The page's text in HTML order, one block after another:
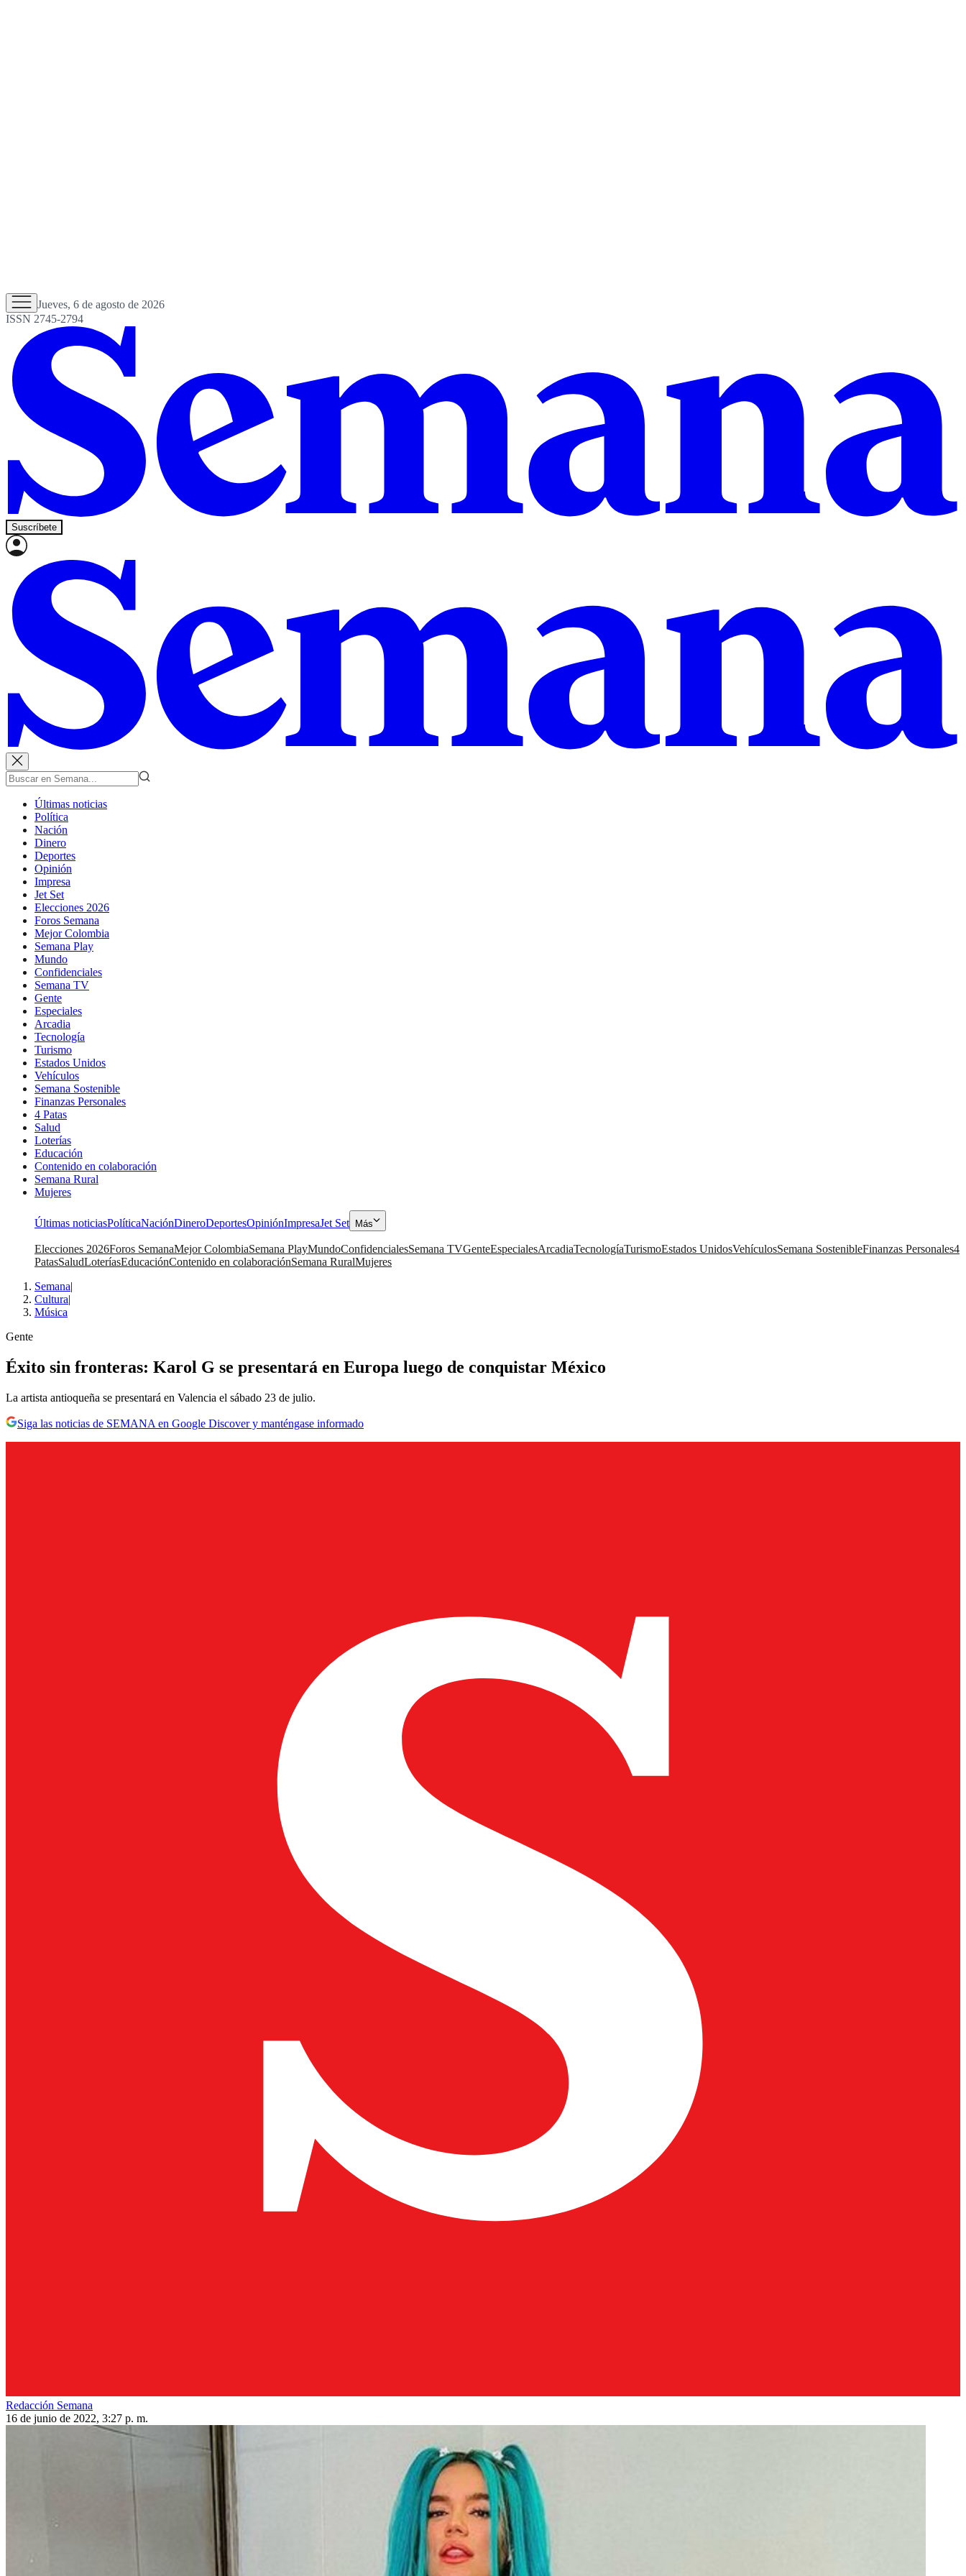
Jueves, 6 de agosto de 2026
ISSN 2745-2794
Suscríbete
Últimas noticias
Política
Nación
Dinero
Deportes
Opinión
Impresa
Jet Set
Elecciones 2026
Foros Semana
Mejor Colombia
Semana Play
Mundo
Confidenciales
Semana TV
Gente
Especiales
Arcadia
Tecnología
Turismo
Estados Unidos
Vehículos
Semana Sostenible
Finanzas Personales
4 Patas
Salud
Loterías
Educación
Contenido en colaboración
Semana Rural
Mujeres
Últimas noticiasPolíticaNaciónDineroDeportesOpiniónImpresaJet Set Más
Elecciones 2026Foros SemanaMejor ColombiaSemana PlayMundoConfidencialesSemana TVGenteEspecialesArcadiaTecnologíaTurismoEstados UnidosVehículosSemana SostenibleFinanzas Personales4
PatasSaludLoteríasEducaciónContenido en colaboraciónSemana RuralMujeres
Semana|
Cultura|
Música
Gente
Éxito sin fronteras: Karol G se presentará en Europa luego de conquistar México
La artista antioqueña se presentará en Valencia el sábado 23 de julio.
Siga las noticias de SEMANA en Google Discover y manténgase informado
Redacción Semana
16 de junio de 2022, 3:27 p. m.